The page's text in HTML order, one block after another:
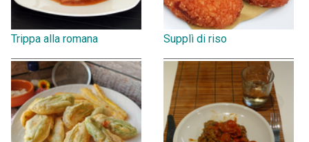
Trippa alla romana Supplì di riso